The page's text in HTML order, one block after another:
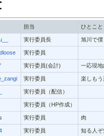
担当 ひとこと
実行委員長 旭川で僕
実行委員
実行委員(会計) 一応現
実行委員 楽しも
実行委員（配信）
実行委員（HP作成）
実行委員 肉
実行委員 知る人